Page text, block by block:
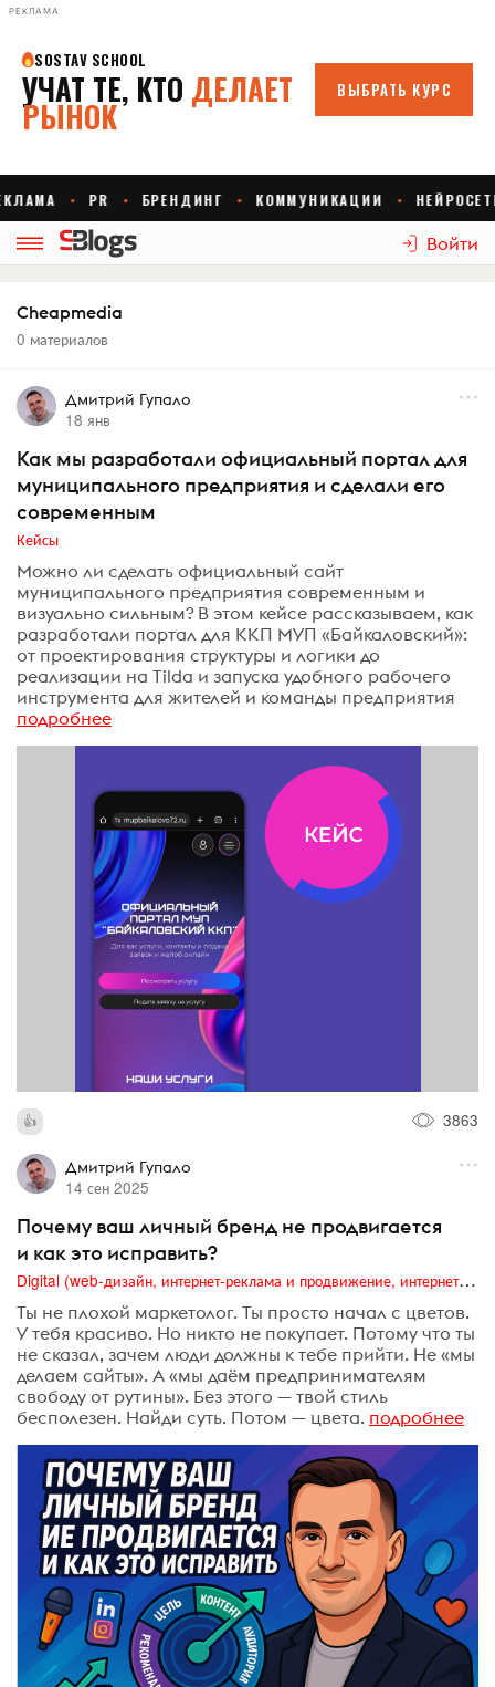
РЕКЛАМА
Войти
Cheapmedia
0 материалов
Дмитрий Гупало
18 янв
Как мы разработали официальный портал для
муниципального предприятия и сделали его
современным
Кейсы
Можно ли сделать официальный сайт
муниципального предприятия современным и
визуально сильным? В этом кейсе рассказываем, как
разработали портал для ККП МУП «Байкаловский»:
от проектирования структуры и логики до
реализации на Tilda и запуска удобного рабочего
инструмента для жителей и команды предприятия
подробнее
3863
Дмитрий Гупало
14 сен 2025
Почему ваш личный бренд не продвигается
и как это исправить?
Digital (web-дизайн, интернет-реклама и продвижение, интернет-сообщества и блоги, интернет-коммуникации, мобильный маркетинг, реклама на цифровых экранах)
Ты не плохой маркетолог. Ты просто начал с цветов.
У тебя красиво. Но никто не покупает. Потому что ты
не сказал, зачем люди должны к тебе прийти. Не «мы
делаем сайты». А «мы даём предпринимателям
свободу от рутины». Без этого — твой стиль
бесполезен. Найди суть. Потом — цвета. подробнее